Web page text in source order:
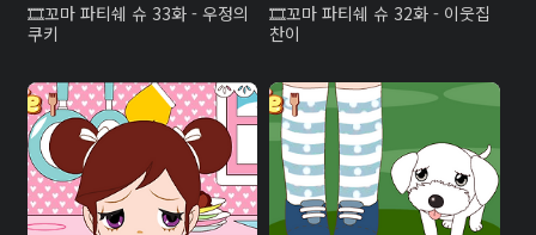
꼬마 파티쉐 슈 33화 - 우정의
쿠키
꼬마 파티쉐 슈 32화 - 이웃집
찬이